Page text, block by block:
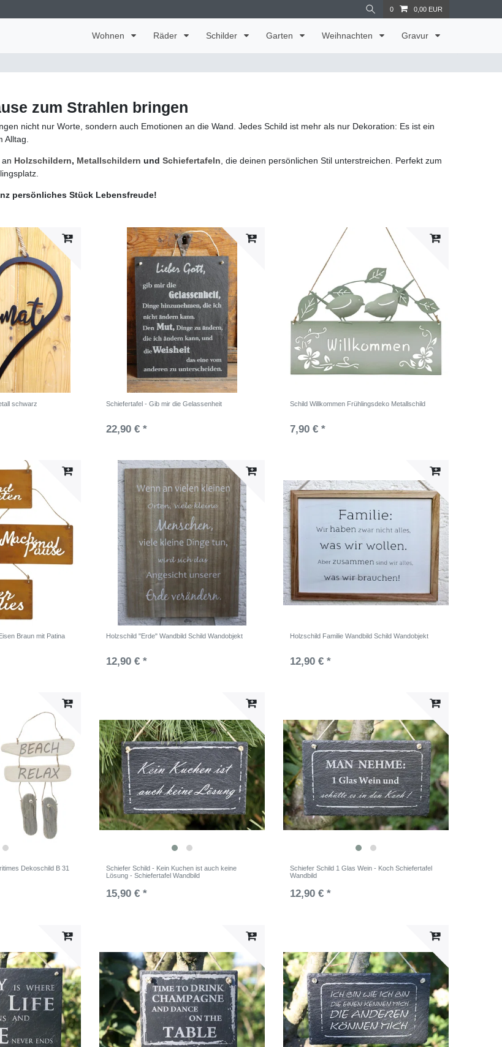
0 0,00 EUR
Wohnen Räder Schilder Garten Weihnachten Gravur
zum Strahlen bringen
nicht nur Worte, sondern auch Emotionen an die Wand. Jedes Schild ist mehr als nur Dekoration: Es ist ein
Alltag.
Holzschildern, Metallschildern und Schiefertafeln, die deinen persönlichen Stil unterstreichen. Perfekt zum
persönliches Stück Lebensfreude!
schwarz Schiefertafel - Gib mir die Gelassenheit
22,90 € *
Schild Willkommen Frühlingsdeko Metallschild
7,90 € *
Braun mit Patina Holzschild "Erde" Wandbild Schild Wandobjekt
12,90 € *
Holzschild Familie Wandbild Schild Wandobjekt
12,90 € *
Dekoschild B 31
Schiefer Schild - Kein Kuchen ist auch keine
Lösung - Schiefertafel Wandbild
15,90 € *
Schiefer Schild 1 Glas Wein - Koch Schiefertafel
Wandbild
12,90 € *